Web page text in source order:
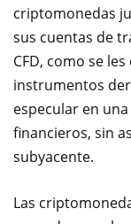
criptomonedas
sus cuentas de
CFD, como se
instrumentos
especular en
financieros, sin
subyacente.
Las